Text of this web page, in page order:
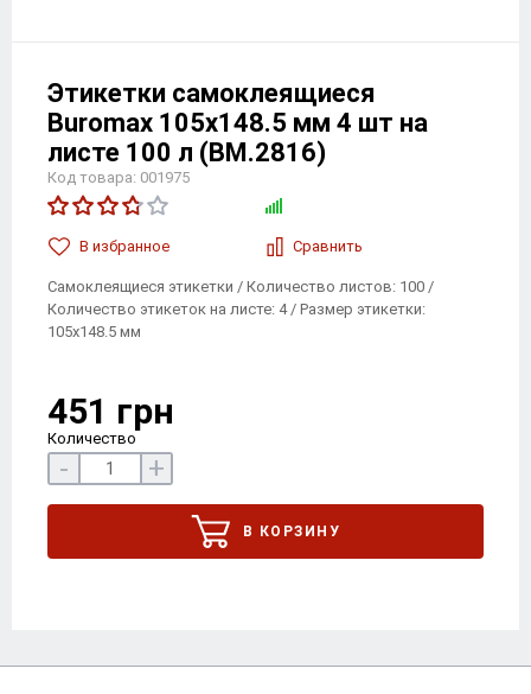
Этикетки самоклеящиеся
Buromax 105х148.5 мм 4 шт на
листе 100 л (BM.2816)
Код товара: 001975
В избранноe Сравнить
Самоклеящиеся этикетки / Количество листов: 100 /
Количество этикеток на листе: 4 / Размер этикетки:
105х148.5 мм
451 грн
Количество
- +
В КОРЗИНУ